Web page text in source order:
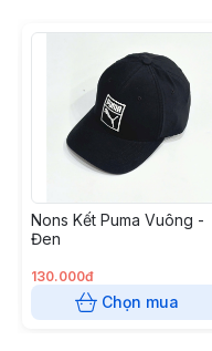
Nons Kết Puma Vuông -
Đen
130.000đ
Chọn mua